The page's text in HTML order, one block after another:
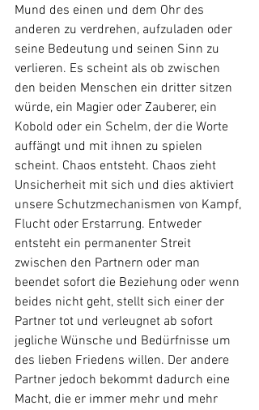
Mund des einen und dem Ohr des
anderen zu verdrehen, aufzuladen oder
seine Bedeutung und seinen Sinn zu
verlieren. Es scheint als ob zwischen
den beiden Menschen ein dritter sitzen
würde, ein Magier oder Zauberer, ein
Kobold oder ein Schelm, der die Worte
auffängt und mit ihnen zu spielen
scheint. Chaos entsteht. Chaos zieht
Unsicherheit mit sich und dies aktiviert
unsere Schutzmechanismen von Kampf,
Flucht oder Erstarrung. Entweder
entsteht ein permanenter Streit
zwischen den Partnern oder man
beendet sofort die Beziehung oder wenn
beides nicht geht, stellt sich einer der
Partner tot und verleugnet ab sofort
jegliche Wünsche und Bedürfnisse um
des lieben Friedens willen. Der andere
Partner jedoch bekommt dadurch eine
Macht, die er immer mehr und mehr